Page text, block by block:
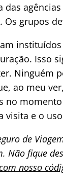
Os grupos
Isso
Ninguém
ao meu
no
visita e o
de
Não fique
nosso